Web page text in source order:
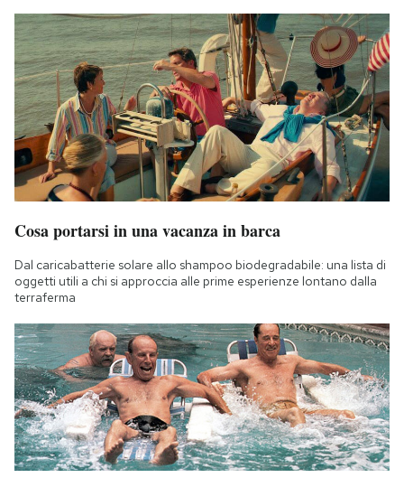
I MIEI PREFERITI
SHOP
CALENDARIO
AREA PERSONALE
Area Personale
Notifiche mobile
Regala il Post
Hai bisogno di aiuto?
Cosa portarsi in una vacanza in barca
Dal caricabatterie solare allo shampoo biodegradabile: una lista di
oggetti utili a chi si approccia alle prime esperienze lontano dalla
terraferma